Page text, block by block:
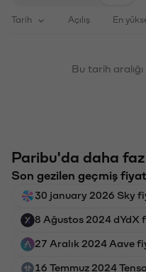
Tarih Açılış En
Bu tarih
Paribu'da daha
Son gezilen geçmiş
30 january 2026 Sky
8 Ağustos 2024 dYdX
27 Aralık 2024 Aave
16 Temmuz 2024